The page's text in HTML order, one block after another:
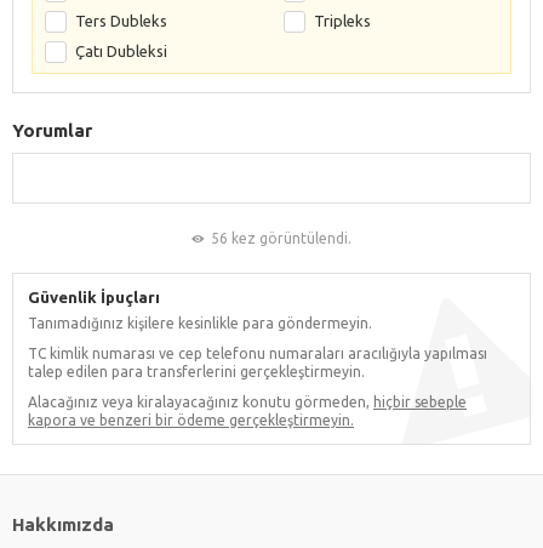
Ters Dubleks
Tripleks
Çatı Dubleksi
Yorumlar
56 kez görüntülendi.
Güvenlik İpuçları
Tanımadığınız kişilere kesinlikle para göndermeyin.
TC kimlik numarası ve cep telefonu numaraları aracılığıyla yapılması
talep edilen para transferlerini gerçekleştirmeyin.
Alacağınız veya kiralayacağınız konutu görmeden, hiçbir sebeple
kapora ve benzeri bir ödeme gerçekleştirmeyin.
Hakkımızda